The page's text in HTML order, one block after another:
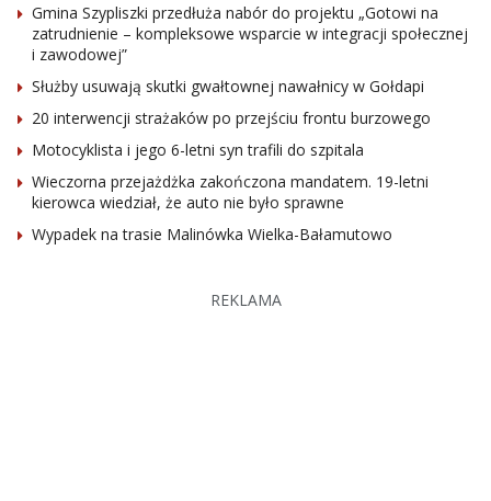
Gmina Szypliszki przedłuża nabór do projektu „Gotowi na
zatrudnienie – kompleksowe wsparcie w integracji społecznej
i zawodowej”
Służby usuwają skutki gwałtownej nawałnicy w Gołdapi
20 interwencji strażaków po przejściu frontu burzowego
Motocyklista i jego 6-letni syn trafili do szpitala
Wieczorna przejażdżka zakończona mandatem. 19-letni
kierowca wiedział, że auto nie było sprawne
Wypadek na trasie Malinówka Wielka-Bałamutowo
REKLAMA